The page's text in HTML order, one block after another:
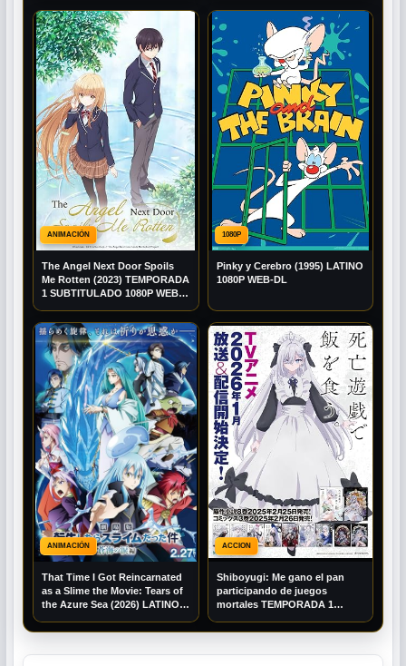
ANIMACIÓN
The Angel Next Door Spoils
Me Rotten (2023) TEMPORADA
1 SUBTITULADO 1080P WEB-
1080P
Pinky y Cerebro (1995) LATINO
1080P WEB-DL
ANIMACIÓN
That Time I Got Reincarnated
as a Slime the Movie: Tears of
the Azure Sea (2026) LATINO
ACCION
Shiboyugi: Me gano el pan
participando de juegos
mortales TEMPORADA 1